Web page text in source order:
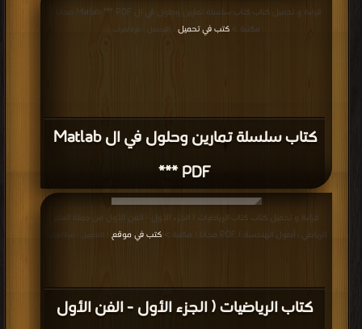
كتاب سلسلة تمارين وحلول في ال Matlab
*** PDF
قراءة و تحميل كتاب كتاب سلسلة تمارين وحلول في ال Matlab *** PDF مجانا |
مكتبة > كتب في تحميل | التحميل : مرة/مرات
كتاب الرياضيات ( الجزء الأول - الفن الأول
قراءة و تحميل كتاب كتاب الرياضيات ( الجزء الأول - الفن الأول من جملة العلم
الرياضي ، أصول الهندسة ) PDF مجانا | مكتبة >
كتب في موقع | التحميل : مرة/مرات